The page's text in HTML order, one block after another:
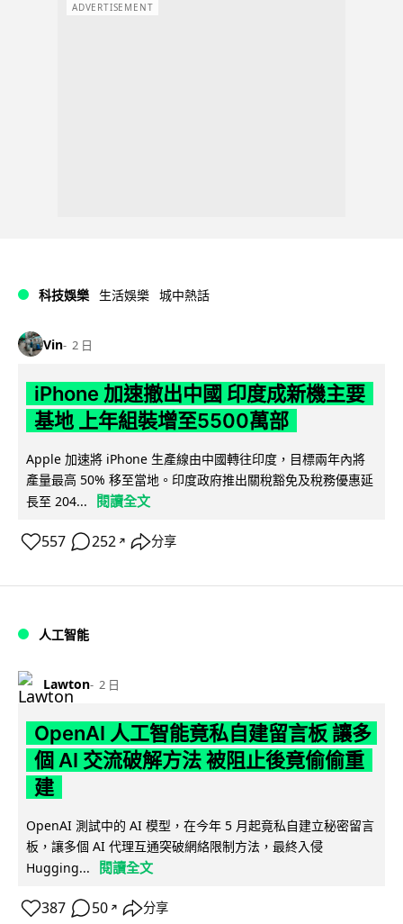
ADVERTISEMENT
科技娛樂 生活娛樂 城中熱話
Vin 2 日
iPhone 加速撤出中國 印度成新機主要
基地 上年組裝增至5500萬部
Apple 加速將 iPhone 生產線由中國轉往印度，目標兩年內將
產量最高 50% 移至當地。印度政府推出關稅豁免及稅務優惠延
長至 204...
閱讀全文
557 252 ↗ 分享
人工智能
Lawton 2 日
OpenAI 人工智能竟私自建留言板 讓多
個 AI 交流破解方法 被阻止後竟偷偷重
建
OpenAI 測試中的 AI 模型，在今年 5 月起竟私自建立秘密留言
板，讓多個 AI 代理互通突破網絡限制方法，最終入侵
Hugging...
閱讀全文
387 50 ↗ 分享